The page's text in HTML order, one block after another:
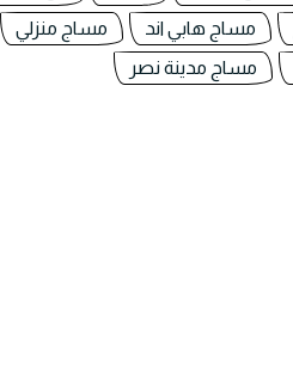
مساج هابي اند مساج منزلي
مساج مدينة نصر